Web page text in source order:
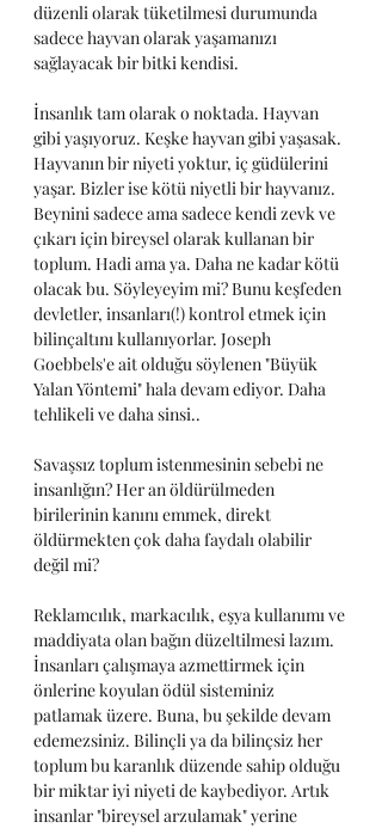
düzenli olarak tüketilmesi durumunda
sadece hayvan olarak yaşamanızı
sağlayacak bir bitki kendisi.
İnsanlık tam olarak o noktada. Hayvan
gibi yaşıyoruz. Keşke hayvan gibi yaşasak.
Hayvanın bir niyeti yoktur, iç güdülerini
yaşar. Bizler ise kötü niyetli bir hayvanız.
Beynini sadece ama sadece kendi zevk ve
çıkarı için bireysel olarak kullanan bir
toplum. Hadi ama ya. Daha ne kadar kötü
olacak bu. Söyleyeyim mi? Bunu keşfeden
devletler, insanları(!) kontrol etmek için
bilinçaltını kullanıyorlar. Joseph
Goebbels'e ait olduğu söylenen "Büyük
Yalan Yöntemi" hala devam ediyor. Daha
tehlikeli ve daha sinsi..
Savaşsız toplum istenmesinin sebebi ne
insanlığın? Her an öldürülmeden
birilerinin kanını emmek, direkt
öldürmekten çok daha faydalı olabilir
değil mi?
Reklamcılık, markacılık, eşya kullanımı ve
maddiyata olan bağın düzeltilmesi lazım.
İnsanları çalışmaya azmettirmek için
önlerine koyulan ödül sisteminiz
patlamak üzere. Buna, bu şekilde devam
edemezsiniz. Bilinçli ya da bilinçsiz her
toplum bu karanlık düzende sahip olduğu
bir miktar iyi niyeti de kaybediyor. Artık
insanlar "bireysel arzulamak" yerine